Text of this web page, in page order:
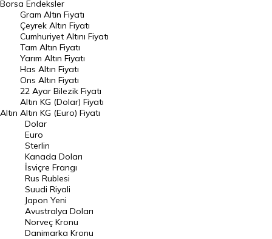
Raporlar
Endeksler
DÖVİZ
Döviz Kuru
Dolar Kuru
Euro Kuru
Pound Kuru
Frank Kuru
Riyal Kuru
Avustralya Doları
Danimarka Kronu Kuru
Kanada Doları Kuru
Borsa Endeksler
Altın
Gram Altın Fiyatı
Çeyrek Altın Fiyatı
Cumhuriyet Altını Fiyatı
Tam Altın Fiyatı
Yarım Altın Fiyatı
Has Altın Fiyatı
Ons Altın Fiyatı
22 Ayar Bilezik Fiyatı
Altın KG (Dolar) Fiyatı
Altın KG (Euro) Fiyatı
Dolar
Euro
Sterlin
Kanada Doları
İsviçre Frangı
Rus Rublesi
Suudi Riyali
Japon Yeni
Avustralya Doları
Norveç Kronu
Danimarka Kronu